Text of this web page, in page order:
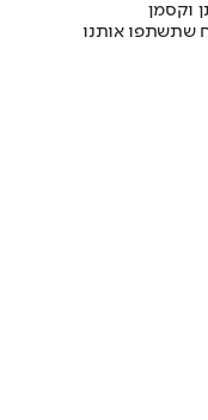
וקסמן
שתשתפו אותנו